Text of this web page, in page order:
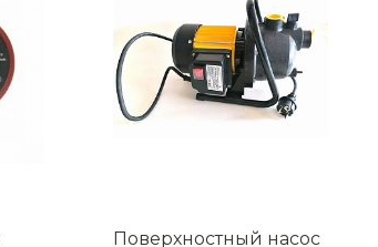
Поверхностный насос